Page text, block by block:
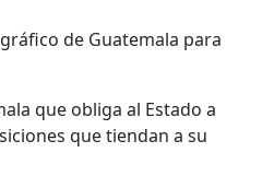
de Guatemala para
que obliga al Estado a
que tiendan a su